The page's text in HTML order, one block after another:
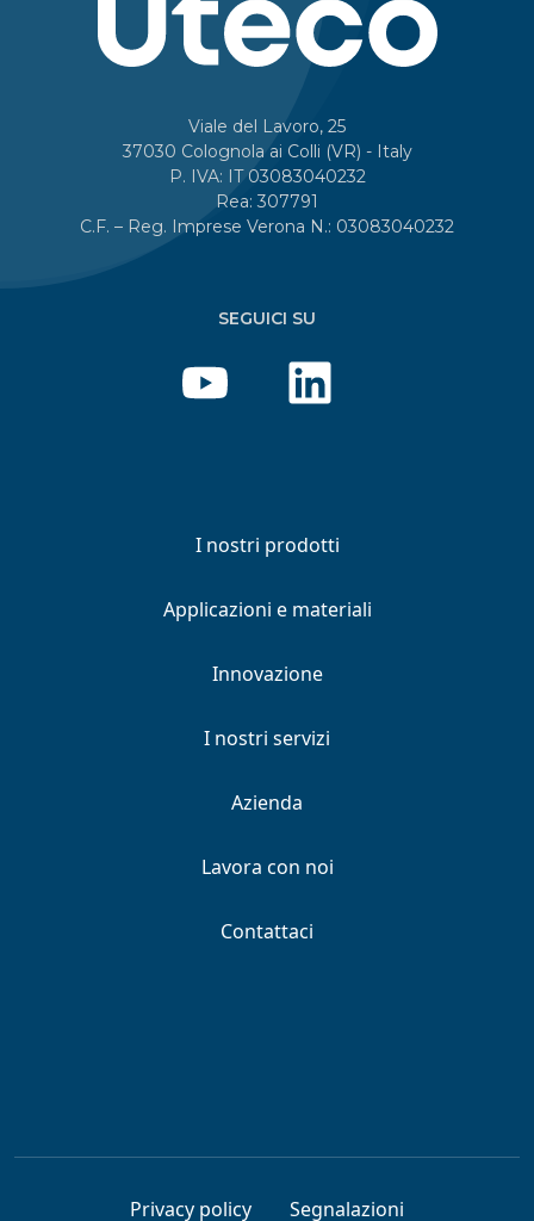
Viale del Lavoro, 25
37030 Colognola ai Colli (VR) - Italy
P. IVA: IT 03083040232
Rea: 307791
C.F. – Reg. Imprese Verona N.: 03083040232
SEGUICI SU
I nostri prodotti
Applicazioni e materiali
Innovazione
I nostri servizi
Azienda
Lavora con noi
Contattaci
Privacy policy Segnalazioni